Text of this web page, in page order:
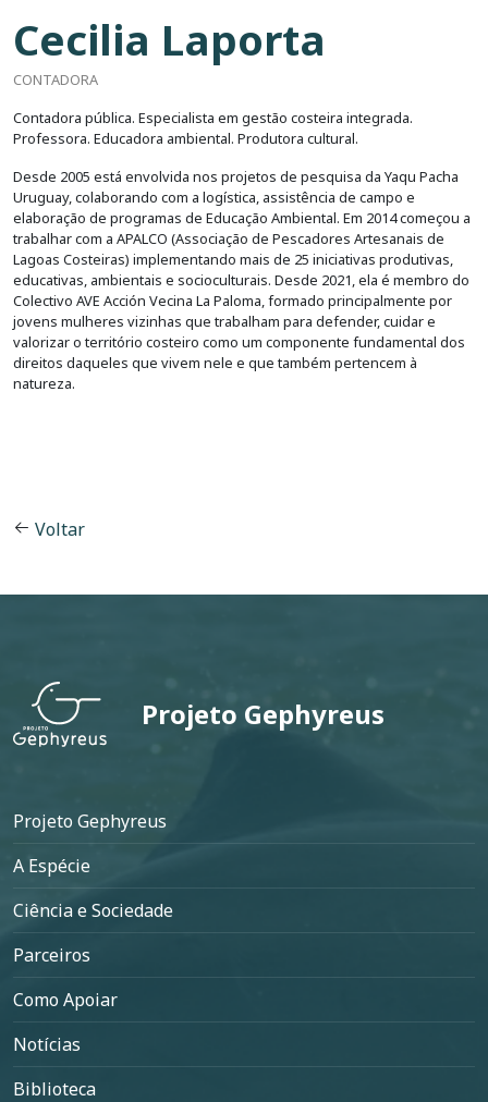
Cecilia Laporta
CONTADORA
Contadora pública. Especialista em gestão costeira integrada.
Professora. Educadora ambiental. Produtora cultural.
Desde 2005 está envolvida nos projetos de pesquisa da Yaqu Pacha
Uruguay, colaborando com a logística, assistência de campo e
elaboração de programas de Educação Ambiental. Em 2014 começou a
trabalhar com a APALCO (Associação de Pescadores Artesanais de
Lagoas Costeiras) implementando mais de 25 iniciativas produtivas,
educativas, ambientais e socioculturais. Desde 2021, ela é membro do
Colectivo AVE Acción Vecina La Paloma, formado principalmente por
jovens mulheres vizinhas que trabalham para defender, cuidar e
valorizar o território costeiro como um componente fundamental dos
direitos daqueles que vivem nele e que também pertencem à
natureza.
Voltar
Projeto Gephyreus
Rodapé
Projeto Gephyreus
A Espécie
Ciência e Sociedade
Parceiros
Como Apoiar
Notícias
Biblioteca